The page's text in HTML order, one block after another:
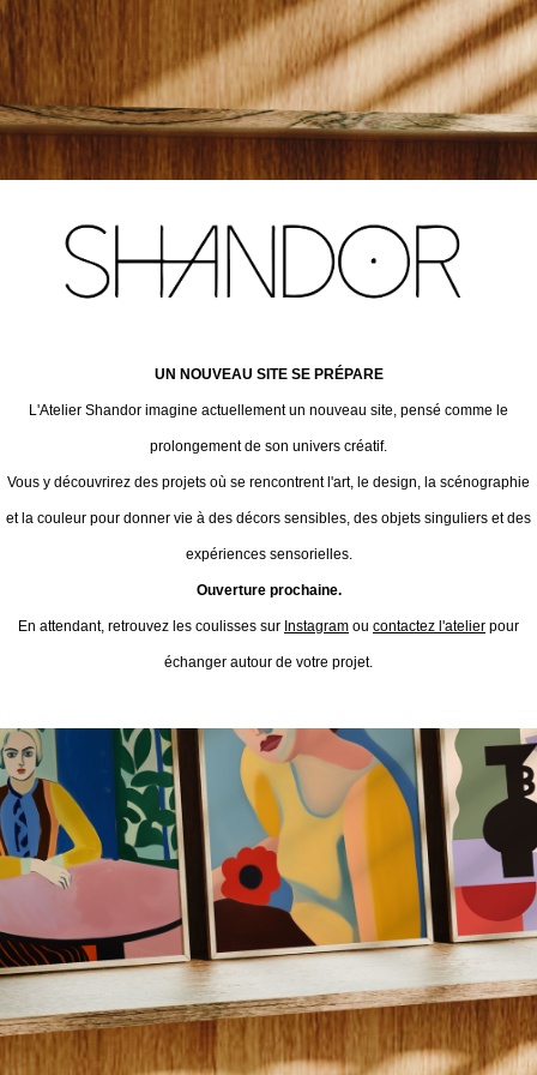
UN NOUVEAU SITE SE PRÉPARE
L'Atelier Shandor imagine actuellement un nouveau site, pensé comme le
prolongement de son univers créatif.
Vous y découvrirez des projets où se rencontrent l'art, le design, la scénographie
et la couleur pour donner vie à des décors sensibles, des objets singuliers et des
expériences sensorielles.
Ouverture prochaine.
En attendant, retrouvez les coulisses sur Instagram ou contactez l'atelier pour
échanger autour de votre projet.